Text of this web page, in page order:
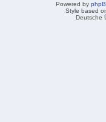
Powered by
Style based
Deutsche